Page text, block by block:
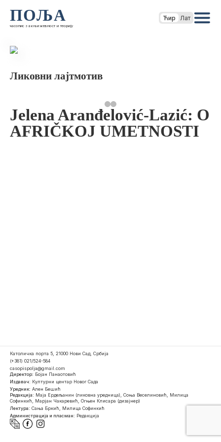
ПОЉА
часопис за књижевност и теорију
Ћир Лат
Ликовни лајтмотив
Jelena Aranđelović-Lazić: O
AFRIČKOJ UMETNOSTI
Католичка порта 5, 21000 Нови Сад, Србија
(+381) 021/524-584
casopispolja@gmail.com
Директор: Бојан Панаотовић
Издавач: Културни центар Новог Сада
Уредник: Ален Бешић
Редакција: Маја Ердељанин (ликовна уредница), Соња Веселиновић, Милица
Софинкић, Марјан Чакаревић, Огњен Клисара (дизајнер)
Лектура: Сања Бркић, Милица Софинкић
Администрација и пласман: Редакција